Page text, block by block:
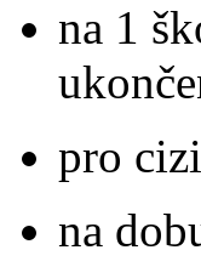
na 1
pro
na